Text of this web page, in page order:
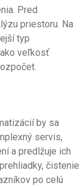
Pred
priestoru. Na
typ
veľkosť
by sa
servis,
a predlžuje ich
čistenie
po celú